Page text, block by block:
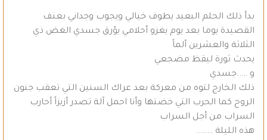
بدأ ذلك الحلم البعيد يطوف خيالي ويجوب وجداني بعنف
القصيدة يوما بعد يوم يغزو أحلامي يؤرق جسدي الغض ذي
الثلاثة والعشرين ألماً
يحدث ثورة ليقظ مضجعي
و …..جسدي
ذلك الخارج لتوه من معركة بعد عراك السنين التي تعقب جنون
الروح كما الحرب التي خضتها وأنا احمل آلة تصدر أزيزاً أحارب
السراب من أجل السراب
هذه الليلة ……..